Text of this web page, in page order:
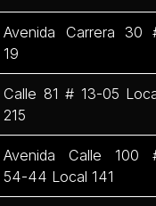
Avenida Carrera 30
19
Calle 81 # 13-05
215
Avenida Calle 100
54-44 Local 141